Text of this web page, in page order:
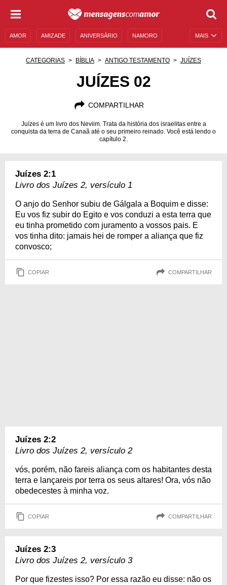
MAIS
AMOR AMIZADE ANIVERSÁRIO NAMORO
AUTOAJUDA
CATEGORIAS BÍBLIA ANTIGO TESTAMENTO JUÍZES
JUÍZES 02
COMPARTILHAR
Juízes é um livro dos Neviim. Trata da história dos israelitas entre a
conquista da terra de Canaã até o seu primeiro reinado. Você está lendo o
capítulo 2.
Juízes 2:1
Livro dos Juízes 2, versículo 1
O anjo do Senhor subiu de Gálgala a Boquim e disse:
Eu vos fiz subir do Egito e vos conduzi a esta terra que
eu tinha prometido com juramento a vossos pais. E
vos tinha dito: jamais hei de romper a aliança que fiz
convosco;
COPIAR COMPARTILHAR
Juízes 2:2
Livro dos Juízes 2, versículo 2
vós, porém, não fareis aliança com os habitantes desta
terra e lançareis por terra os seus altares! Ora, vós não
obedecestes à minha voz.
COPIAR COMPARTILHAR
Juízes 2:3
Livro dos Juízes 2, versículo 3
Por que fizestes isso? Por essa razão eu disse: não os